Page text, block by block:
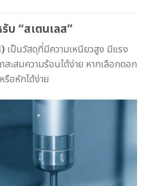
บ “สเตนเลส”
เป็นวัสดุที่มีความเหนียวสูง มีแรง
ะสมความร้อนได้ง่าย หากเลือกดอก
รือหักได้ง่าย